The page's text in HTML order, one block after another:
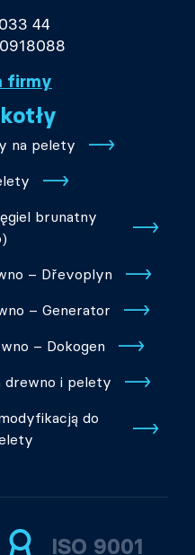
44
firmy
na pelety
brunatny
– Dřevoplyn
– Generator
– Dokogen
drewno i pelety
do
ISO 9001